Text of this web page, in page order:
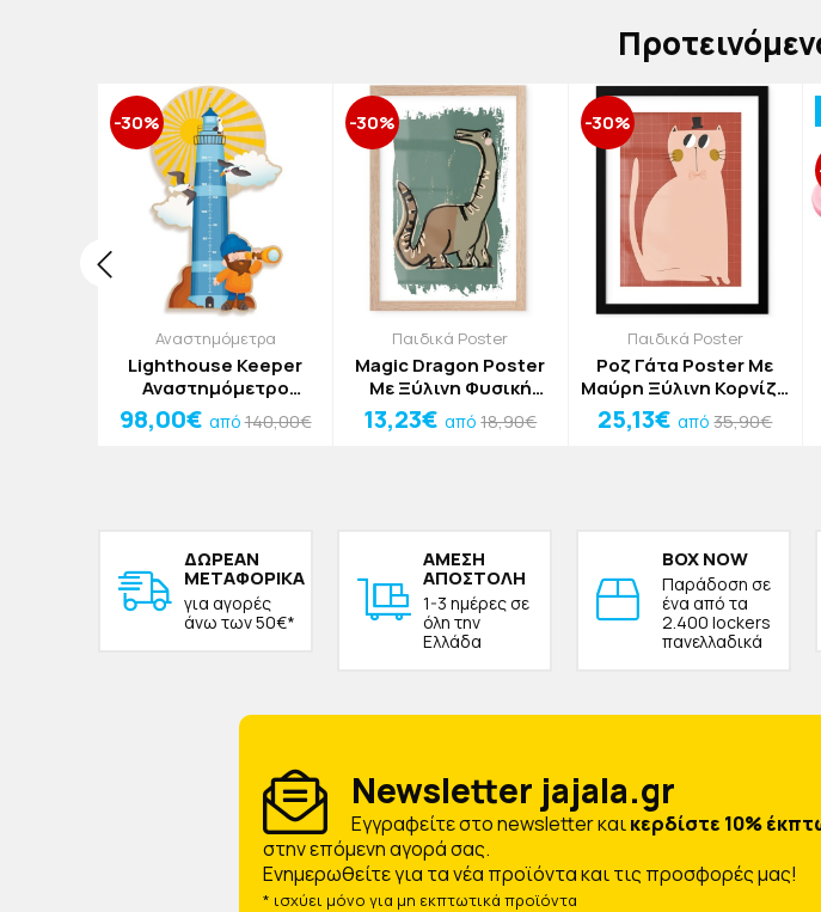
-30%
Αναστημόμετρα
Lighthouse Keeper
Αναστημόμετρο
Τοίχου με Φάρο
97x167cm
98,00€ από140,00€
-30%
Παιδικά Poster
Magic Dragon Poster
Με Ξύλινη Φυσική
Κορνίζα 20x30cm
13,23€ από18,90€
-30%
Παιδικά Poster
Ροζ Γάτα Poster Με
Μαύρη Ξύλινη Κορνίζα
40x50cm
25,13€ από35,90€
ΔΩΡΕAΝ
ΜΕΤΑΦΟΡΙΚΑ
για αγορές
άνω των 50€*
ΑΜΕΣΗ
ΑΠΟΣΤΟΛΗ
1-3 ημέρες σε
όλη την
Ελλάδα
BOX NOW
Παράδοση σε
ένα από τα
2.400 lockers
πανελλαδικά
Newsletter jajala.gr
Eγγραφείτε στο newsletter καικερδίστε 10%
στην επόμενη αγορά σας.
Ενημερωθείτε για τα νέα προϊόντα και τις προσφορές μας!
* ισχύει μόνο για μη εκπτωτικά προϊόντα